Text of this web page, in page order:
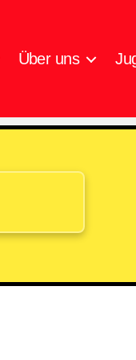
Über uns